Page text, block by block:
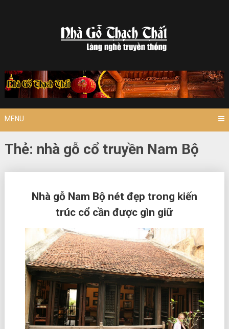
MENU
Thẻ: nhà gỗ cổ truyền Nam Bộ
Nhà gỗ Nam Bộ nét đẹp trong kiến
trúc cổ cần được gìn giữ
navigation